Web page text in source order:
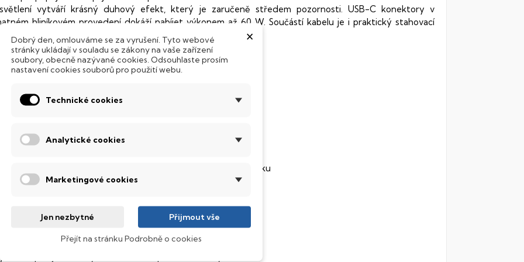
vytváří krásný duhový efekt, který je zaručeně středem pozornosti. USB-C konektory v
hliníkovém provedení dokáží nabíjet výkonem až 60 W. Součástí kabelu je i praktický stahovací
pro pohodlné přenášení bez zamotání.
kabel se svítícím efektem
USB-C/USB-C
zapojení do adaptéru začne svítít měnícími s barvami
rychlého nabíjení 60W
pro notebooky, mobilní telefony, tablety a další elektroniku
kabelu 1,2 m
pásek na kabel
kabelový organizér
splňuje všechny zákonné a bezpečností normy EU
×
Dobrý den, omlouváme se za vyrušení. Tyto webové
stránky ukládají v souladu se zákony na vaše zařízení
soubory, obecně nazývané cookies. Odsouhlaste prosím
nastavení cookies souborů pro použití webu.
Technické cookies
Analytické cookies
Marketingové cookies
Jen nezbytné Přijmout vše
Přejít na stránku Podrobně o cookies